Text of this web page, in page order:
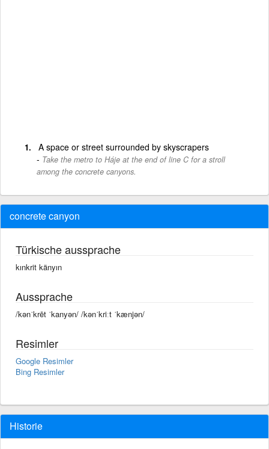
A space or street surrounded by skyscrapers
Take the metro to Háje at the end of line C for a stroll
among the concrete canyons.
concrete canyon
Türkische aussprache
kınkrit känyın
Aussprache
/kənˈkrēt ˈkanyən/ /kənˈkriːt ˈkænjən/
Resimler
Google Resimler
Bing Resimler
Historie